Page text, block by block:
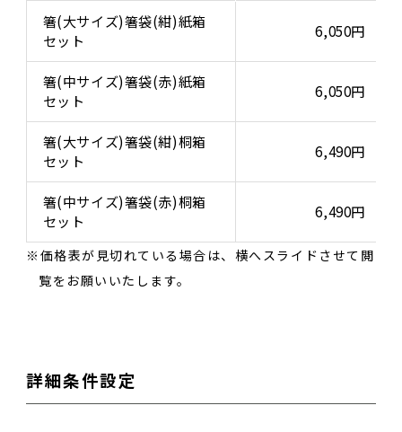
箸(大サイズ)箸袋(紺)紙箱
セット
6,050円
箸(中サイズ)箸袋(赤)紙箱
セット
6,050円
箸(大サイズ)箸袋(紺)桐箱
セット
6,490円
箸(中サイズ)箸袋(赤)桐箱
セット
6,490円
価格表が見切れている場合は、横へスライドさせて閲
覧をお願いいたします。
詳細条件設定